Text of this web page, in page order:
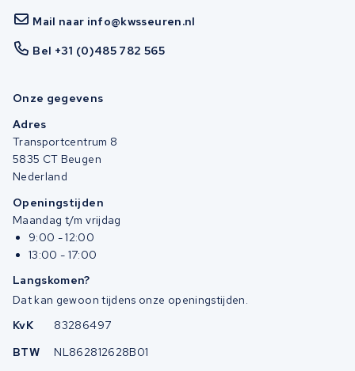
Mail naar info@kwsseuren.nl
Bel +31 (0)485 782 565
Onze gegevens
Adres
Transportcentrum 8
5835 CT Beugen
Nederland
Openingstijden
Maandag t/m vrijdag
9:00 - 12:00
13:00 - 17:00
Langskomen?
Dat kan gewoon tijdens onze openingstijden.
KvK
83286497
BTW
NL862812628B01